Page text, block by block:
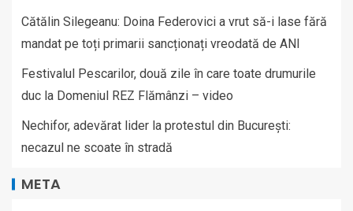
Cătălin Silegeanu: Doina Federovici a vrut să-i lase fără
mandat pe toți primarii sancționați vreodată de ANI
Festivalul Pescarilor, două zile în care toate drumurile
duc la Domeniul REZ Flămânzi – video
Nechifor, adevărat lider la protestul din București:
necazul ne scoate în stradă
META